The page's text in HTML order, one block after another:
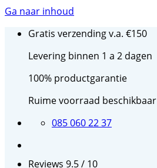
Ga naar inhoud
Gratis verzending v.a. €150
Levering binnen 1 a 2 dagen
100% productgarantie
Ruime voorraad beschikbaar
085 060 22 37
Reviews 9.5 / 10